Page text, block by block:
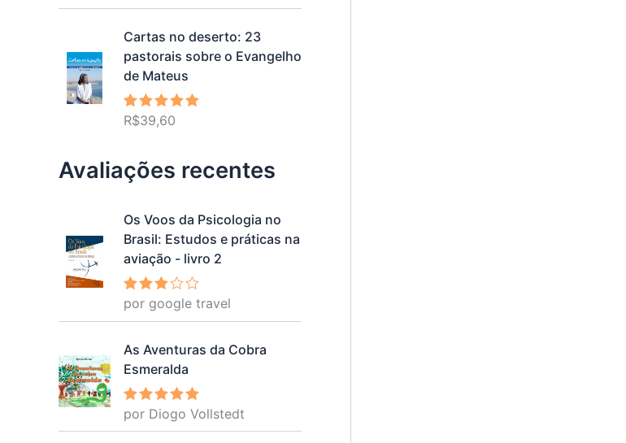
Cartas no deserto: 23
pastorais sobre o Evangelho
de Mateus
Avaliação
R$39,60
Avaliações recentes
Os Voos da Psicologia no
Brasil: Estudos e práticas na
aviação - livro 2
Avalia
ção 3
por google travel
As Aventuras da Cobra
Esmeralda
Avaliação
5
por Diogo Vollstedt